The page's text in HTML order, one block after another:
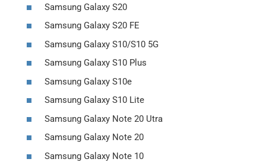
Samsung Galaxy S20
Samsung Galaxy S20 FE
Samsung Galaxy S10/S10 5G
Samsung Galaxy S10 Plus
Samsung Galaxy S10e
Samsung Galaxy S10 Lite
Samsung Galaxy Note 20 Utra
Samsung Galaxy Note 20
Samsung Galaxy Note 10